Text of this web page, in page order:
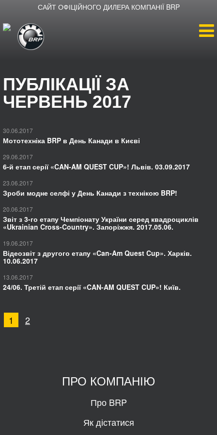
САЙТ ОФІЦІЙНОГО ДИЛЕРА КОМПАНІЇ BRP
Продукція
Про BRP
Як дістатися
ПУБЛІКАЦІЇ ЗА
ЧЕРВЕНЬ 2017
30.06.2017
Мототехніка BRP в День Канади в Києві
29.06.2017
6-й етап серії «CAN-AM QUEST CUP»! Львів. 03.09.2017
23.06.2017
Зроби модне селфі у День Канади з технікою BRP!
20.06.2017
Звіт з 3-го етапу Чемпіонату України серед квадроциклів
«Ukrainian Cross-Country». Запоріжжя. 2017.05.06.
19.06.2017
Відеозвіт з другого етапу «Can-Am Quest Cup». Харків.
10.06.2017
13.06.2017
24/06. Третій етап серії «CAN-AM QUEST CUP»! Київ.
1 2
ПРО КОМПАНІЮ
Про BRP
Як дістатися